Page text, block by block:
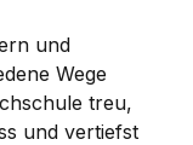
und
Wege
treu,
und vertiefst